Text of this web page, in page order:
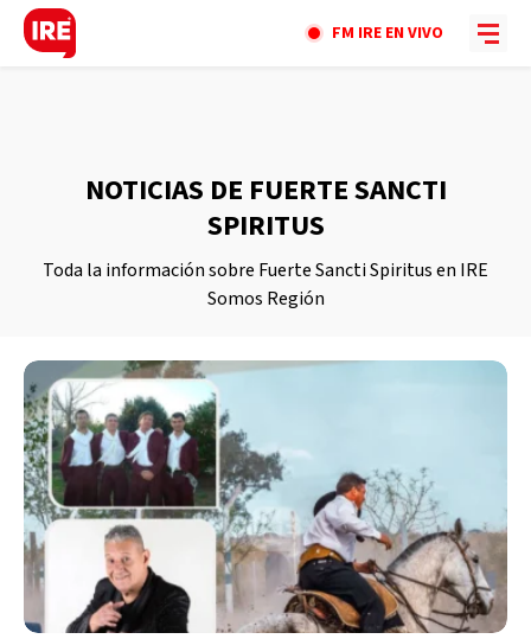
FM IRE EN VIVO
NOTICIAS DE FUERTE SANCTI
SPIRITUS
Toda la información sobre Fuerte Sancti Spiritus en IRE
Somos Región